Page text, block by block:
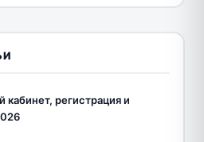
регистрация и